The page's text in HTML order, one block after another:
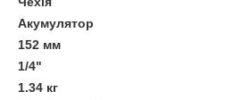
Акумулятор
152 мм
1/4"
1.34 кг